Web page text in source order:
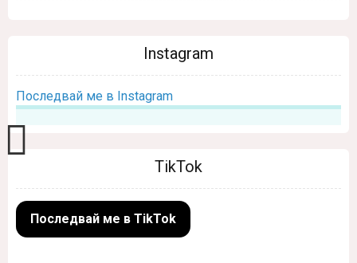
Instagram
Последвай ме в Instagram
TikTok
Последвай ме в TikTok